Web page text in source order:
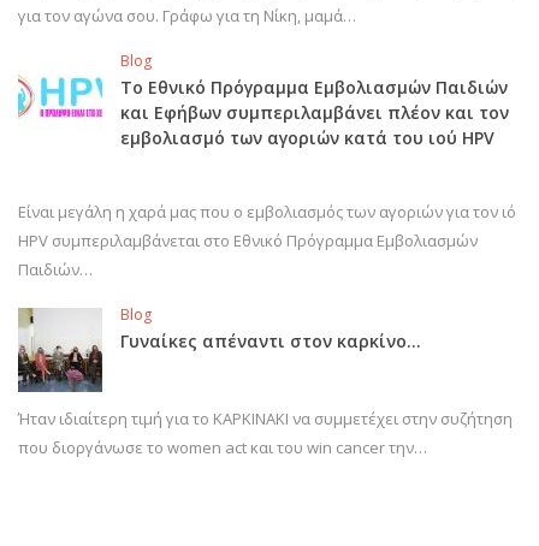
για τον αγώνα σου. Γράφω για τη Νίκη, μαμά…
Blog
Το Εθνικό Πρόγραμμα Εμβολιασμών Παιδιών
και Εφήβων συμπεριλαμβάνει πλέον και τον
εμβολιασμό των αγοριών κατά του ιού HPV
Είναι μεγάλη η χαρά μας που ο εμβολιασμός των αγοριών για τον ιό
HPV συμπεριλαμβάνεται στο Εθνικό Πρόγραμμα Εμβολιασμών
Παιδιών…
Blog
Γυναίκες απέναντι στον καρκίνο…
Ήταν ιδιαίτερη τιμή για το ΚΑΡΚΙΝΑΚΙ να συμμετέχει στην συζήτηση
που διοργάνωσε το women act και του win cancer την…